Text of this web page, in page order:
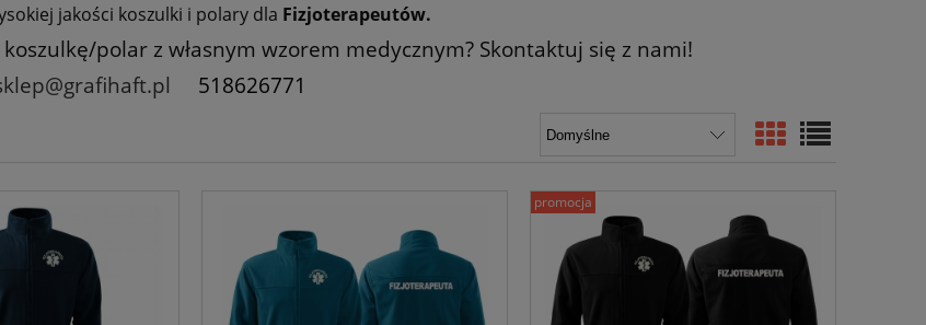
jakości koszulki i polary dla Fizjoterapeutów.
koszulkę/polar z własnym wzorem medycznym? Skontaktuj się z nami!
518626771
promocja